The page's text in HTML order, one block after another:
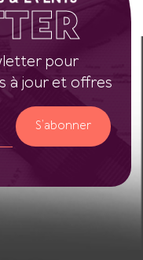
pour
à jour et offres
S’abonner